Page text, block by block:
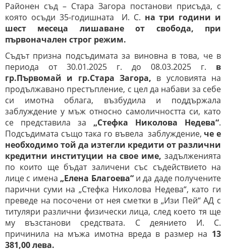
Районен съд – Стара Загора постанови присъда, с
която осъди 35-годишната И. С. на три години и
шест месеца лишаване от свобода, при
първоначален строг режим.
Съдът призна подсъдимата за виновна в това, че в
периода от 30.01.2025 г. до 08.03.2025 г. в
гр.Първомай и гр.Стара Загора, в условията на
продължавано престъпление, с цел да набави за себе
си имотна облага, възбудила и поддържала
заблуждение у мъж относно самоличността си, като
се представила за „Стефка Николова Недева“.
Подсъдимата също така го въвела заблуждение, че е
необходимо той да изтегли кредити от различни
кредитни институции на свое име, задълженията
по които ще бъдат заличени със съдействието на
лице с имена „Елена Благоева“ и да даде получените
парични суми на „Стефка Николова Недева“, като ги
преведе на посочени от нея сметки в „Изи Пей“ АД с
титуляри различни физически лица, след което тя ще
му възстанови средствата. С деянието И. С.
причинила на мъжа имотна вреда в размер на 13
381,00 лева.